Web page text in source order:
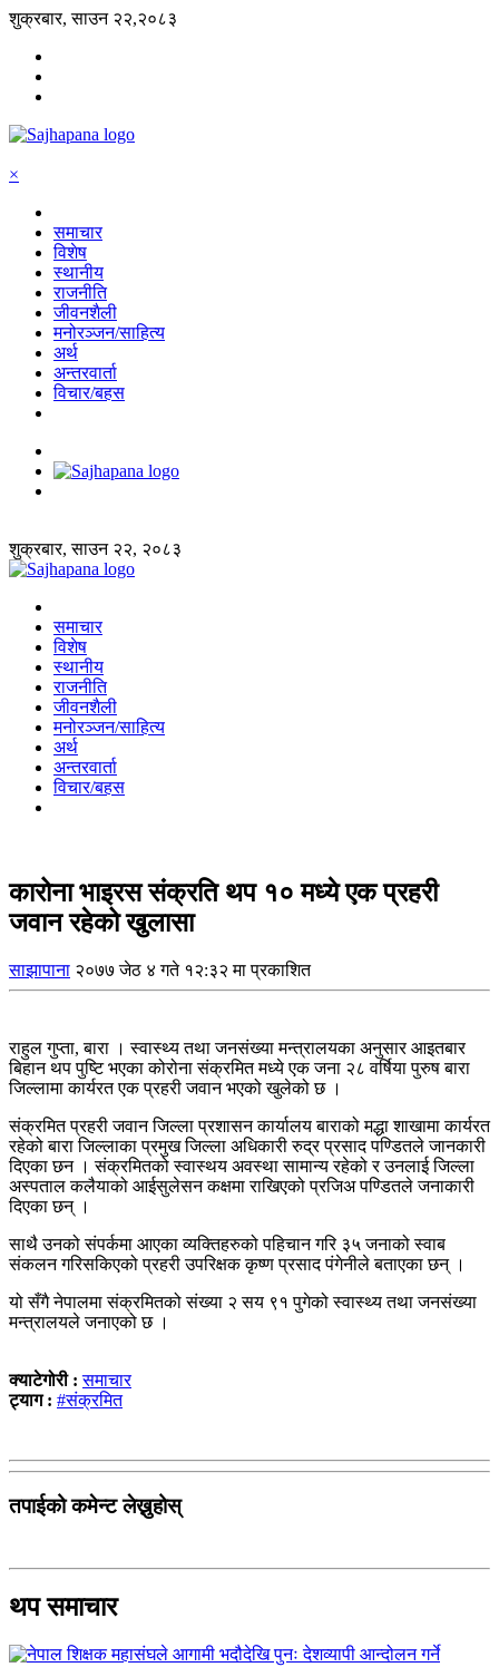
शुक्रबार, साउन २२,२०८३
×
समाचार
विशेष
स्थानीय
राजनीति
जीवनशैली
मनोरञ्जन/साहित्य
अर्थ
अन्तरवार्ता
विचार/बहस
शुक्रबार, साउन २२, २०८३
समाचार
विशेष
स्थानीय
राजनीति
जीवनशैली
मनोरञ्जन/साहित्य
अर्थ
अन्तरवार्ता
विचार/बहस
कारोना भाइरस संक्रति थप १० मध्ये एक प्रहरी
जवान रहेको खुलासा
साझापाना २०७७ जेठ ४ गते १२:३२ मा प्रकाशित
राहुल गुप्ता, बारा । स्वास्थ्य तथा जनसंख्या मन्त्रालयका अनुसार आइतबार
बिहान थप पुष्टि भएका कोरोना संक्रमित मध्ये एक जना २८ वर्षिया पुरुष बारा
जिल्लामा कार्यरत एक प्रहरी जवान भएको खुलेको छ ।
संक्रमित प्रहरी जवान जिल्ला प्रशासन कार्यालय बाराको मद्धा शाखामा कार्यरत
रहेको बारा जिल्लाका प्रमुख जिल्ला अधिकारी रुद्र प्रसाद पण्डितले जानकारी
दिएका छन । संक्रमितको स्वास्थय अवस्था सामान्य रहेको र उनलाई जिल्ला
अस्पताल कलैयाको आईसुलेसन कक्षमा राखिएको प्रजिअ पण्डितले जनाकारी
दिएका छन् ।
साथै उनको संपर्कमा आएका व्यक्तिहरुको पहिचान गरि ३५ जनाको स्वाब
संकलन गरिसकिएको प्रहरी उपरिक्षक कृष्ण प्रसाद पंगेनीले बताएका छन् ।
यो सँगै नेपालमा संक्रमितको संख्या २ सय ९१ पुगेको स्वास्थ्य तथा जनसंख्या
मन्त्रालयले जनाएको छ ।
क्याटेगोरी :समाचार
ट्याग : #संक्रमित
तपाईको कमेन्ट लेख्नुहोस्
थप समाचार